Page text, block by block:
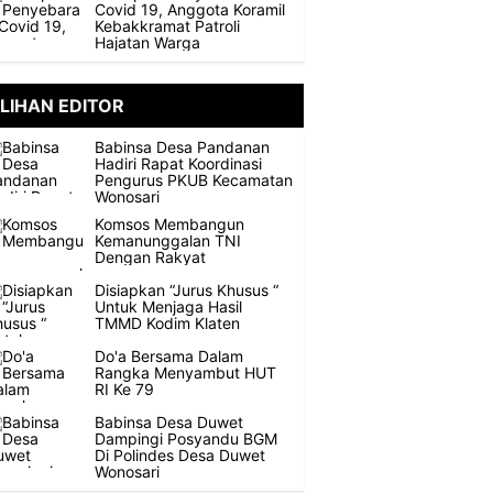
Covid 19, Anggota Koramil
Kebakkramat Patroli
Hajatan Warga
EDITOR
Babinsa Desa Pandanan
Hadiri Rapat Koordinasi
Pengurus PKUB Kecamatan
Wonosari
Komsos Membangun
Kemanunggalan TNI
Dengan Rakyat
Disiapkan “Jurus Khusus “
Untuk Menjaga Hasil
TMMD Kodim Klaten
Do'a Bersama Dalam
Rangka Menyambut HUT
RI Ke 79
Babinsa Desa Duwet
Dampingi Posyandu BGM
Di Polindes Desa Duwet
Wonosari